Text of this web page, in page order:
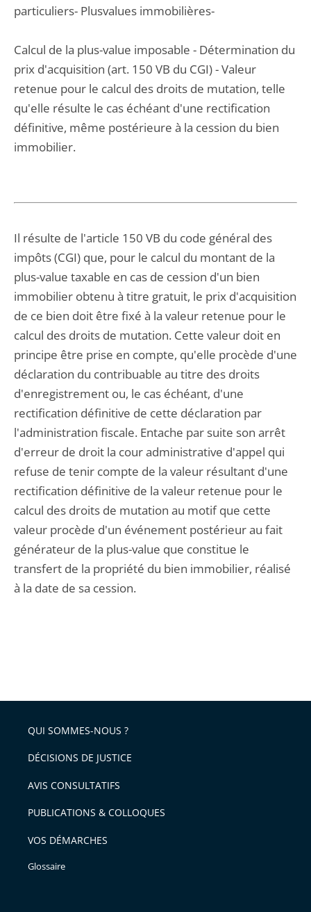
particuliers- Plusvalues immobilières-
Calcul de la plus-value imposable - Détermination du
prix d'acquisition (art. 150 VB du CGI) - Valeur
retenue pour le calcul des droits de mutation, telle
qu'elle résulte le cas échéant d'une rectification
définitive, même postérieure à la cession du bien
immobilier.
Il résulte de l'article 150 VB du code général des
impôts (CGI) que, pour le calcul du montant de la
plus-value taxable en cas de cession d'un bien
immobilier obtenu à titre gratuit, le prix d'acquisition
de ce bien doit être fixé à la valeur retenue pour le
calcul des droits de mutation. Cette valeur doit en
principe être prise en compte, qu'elle procède d'une
déclaration du contribuable au titre des droits
d'enregistrement ou, le cas échéant, d'une
rectification définitive de cette déclaration par
l'administration fiscale. Entache par suite son arrêt
d'erreur de droit la cour administrative d'appel qui
refuse de tenir compte de la valeur résultant d'une
rectification définitive de la valeur retenue pour le
calcul des droits de mutation au motif que cette
valeur procède d'un événement postérieur au fait
générateur de la plus-value que constitue le
transfert de la propriété du bien immobilier, réalisé
à la date de sa cession.
QUI SOMMES-NOUS ?
DÉCISIONS DE JUSTICE
AVIS CONSULTATIFS
PUBLICATIONS & COLLOQUES
VOS DÉMARCHES
Glossaire